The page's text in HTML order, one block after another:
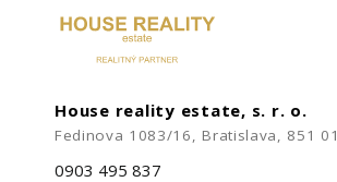
House reality estate, s. r. o.
Fedinova 1083/16, Bratislava, 851 01
0903 495 837